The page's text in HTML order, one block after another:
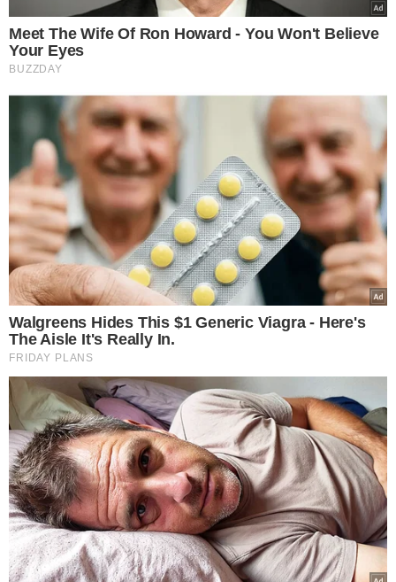
apresentam sabor mais intenso e menor quantidade de
açúcar. Além disso, concentram mais compostos
antioxidantes naturalmente presentes no cacau.
Um dos principais sinais de qualidade é a presença de
manteiga de cacau como fonte de gordura. Produtos que
utilizam gordura vegetal hidrogenada ou substitutos
costumam oferecer uma experiência inferior em sabor e
textura.
4. Repare na aparência e na textura
Um chocolate de boa qualidade possui superfície lisa e
brilhante, quebra com facilidade produzindo um estalo
característico ("snap") e derrete de forma uniforme na
boca.
5. Sinta o aroma
O cheiro também ajuda a identificar um bom produto.
Chocolates feitos com cacau de qualidade apresentam
aroma intenso e natural, sem excesso de aromatizantes
artificiais.
6. Procure chocolates artesanais
Cada vez mais populares, os chocolates produzidos no
modelo bean to bar ("do grão à barra") são fabricados
pelo mesmo produtor desde a seleção das amêndoas até
a barra final, garantindo maior controle de qualidade e
rastreabilidade.
7. Verifique a origem do cacau
Assim como acontece com o vinho, o local onde o cacau
é cultivado influencia diretamente no sabor. No Brasil,
por exemplo, cacaus da Amazônia costumam apresentar